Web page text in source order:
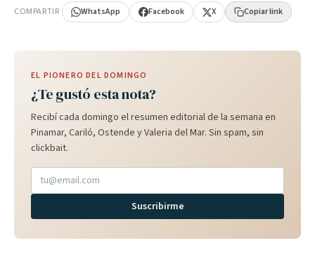
COMPARTIR WhatsApp Facebook X Copiar link
EL PIONERO DEL DOMINGO
¿Te gustó esta nota?
Recibí cada domingo el resumen editorial de la semana en
Pinamar, Cariló, Ostende y Valeria del Mar. Sin spam, sin
clickbait.
Suscribirme